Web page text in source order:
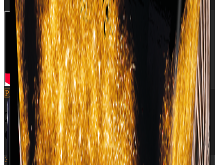
PyroshowSKU:2840
2840 - TIME RAIN WILLOW
CROSSETTE FAN
399 kr.